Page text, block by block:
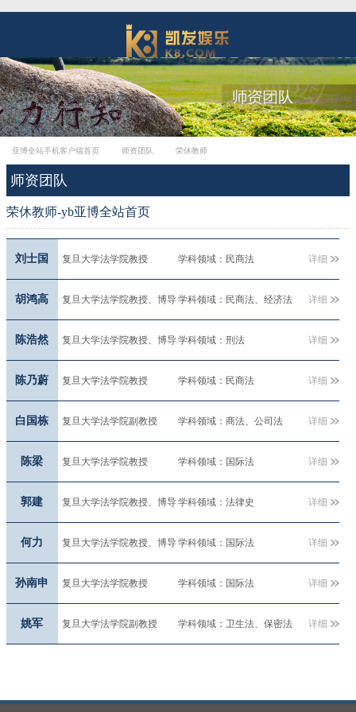
亚博全站手机客户端首页 师资团队 荣休教师
师资团队
荣休教师-yb亚博全站首页
刘士国 复旦大学法学院教授 学科领域：民商法 详细
胡鸿高 复旦大学法学院教授、博导 学科领域：民商法、经济法 详细
陈浩然 复旦大学法学院教授、博导 学科领域：刑法 详细
陈乃蔚 复旦大学法学院教授 学科领域：民商法 详细
白国栋 复旦大学法学院副教授 学科领域：商法、公司法 详细
陈梁 复旦大学法学院教授 学科领域：国际法 详细
郭建 复旦大学法学院教授、博导 学科领域：法律史 详细
何力 复旦大学法学院教授、博导 学科领域：国际法 详细
孙南申 复旦大学法学院教授 学科领域：国际法 详细
姚军 复旦大学法学院副教授 学科领域：卫生法、保密法 详细